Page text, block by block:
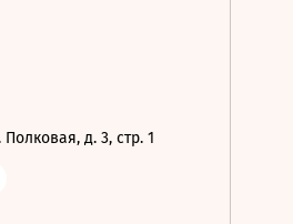
Полковая, д. 3, стр. 1